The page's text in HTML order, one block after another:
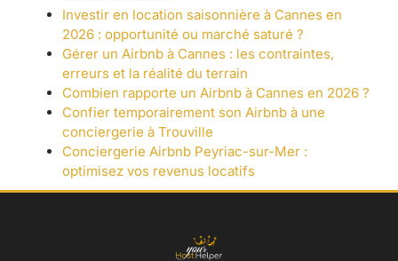
Investir en location saisonnière à Cannes en
2026 : opportunité ou marché saturé ?
Gérer un Airbnb à Cannes : les contraintes,
erreurs et la réalité du terrain
Combien rapporte un Airbnb à Cannes en 2026 ?
Confier temporairement son Airbnb à une
conciergerie à Trouville
Conciergerie Airbnb Peyriac-sur-Mer :
optimisez vos revenus locatifs